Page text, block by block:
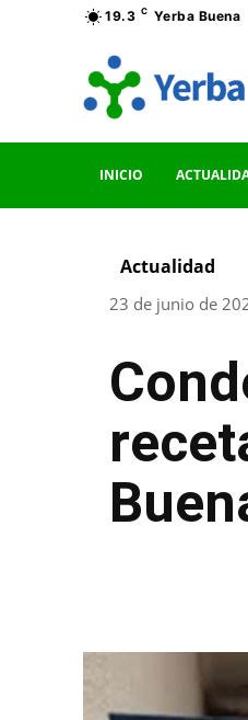
19.3 C Yerba Buena
INICIO
Actualidad
23 de junio de